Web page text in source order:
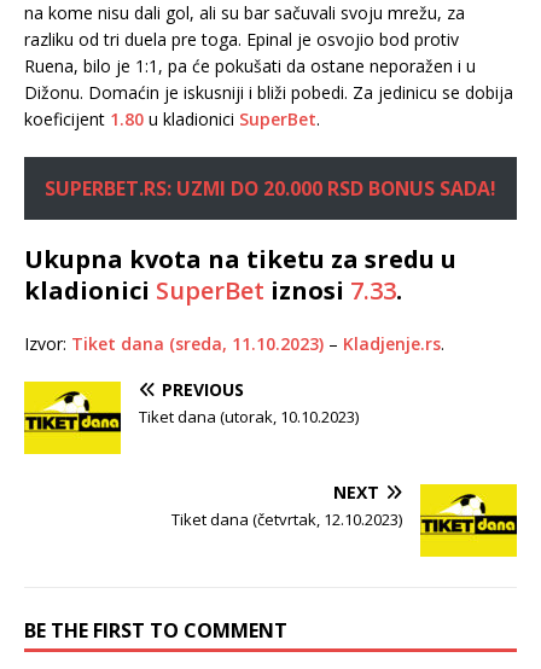
na kome nisu dali gol, ali su bar sačuvali svoju mrežu, za
razliku od tri duela pre toga. Epinal je osvojio bod protiv
Ruena, bilo je 1:1, pa će pokušati da ostane neporažen i u
Dižonu. Domaćin je iskusniji i bliži pobedi. Za jedinicu se dobija
koeficijent 1.80 u kladionici SuperBet.
SUPERBET.RS: UZMI DO 20.000 RSD BONUS SADA!
Ukupna kvota na tiketu za sredu u
kladionici SuperBet iznosi 7.33.
Izvor: Tiket dana (sreda, 11.10.2023) – Kladjenje.rs.
PREVIOUS
Tiket dana (utorak, 10.10.2023)
NEXT
Tiket dana (četvrtak, 12.10.2023)
BE THE FIRST TO COMMENT